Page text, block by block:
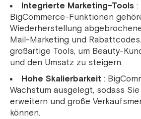
Integrierte Marketing-Tools :
BigCommerce-Funktionen
Wiederherstellung
Mail-Marketing und
großartige Tools, um Beauty-
und den Umsatz zu steigern.
Hohe Skalierbarkeit :
Wachstum ausgelegt, sodass
erweitern und große
können.